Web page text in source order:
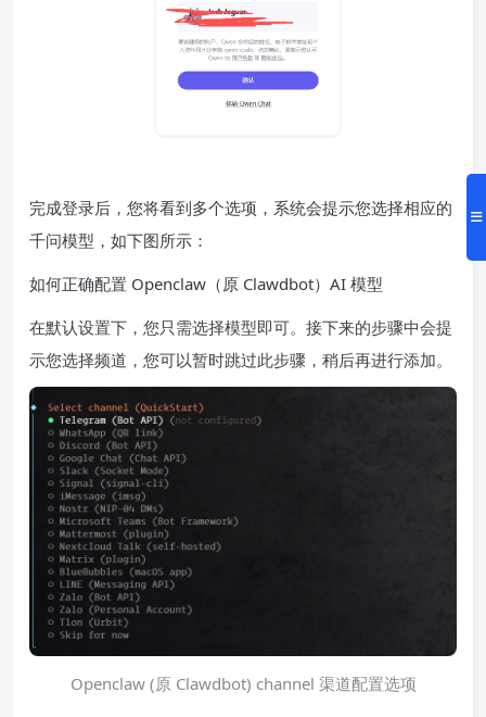
完成登录后，您将看到多个选项，系统会提示您选择相应的
千问模型，如下图所示：
如何正确配置 Openclaw（原 Clawdbot）AI 模型
在默认设置下，您只需选择模型即可。接下来的步骤中会提
示您选择频道，您可以暂时跳过此步骤，稍后再进行添加。
Openclaw (原 Clawdbot) channel 渠道配置选项